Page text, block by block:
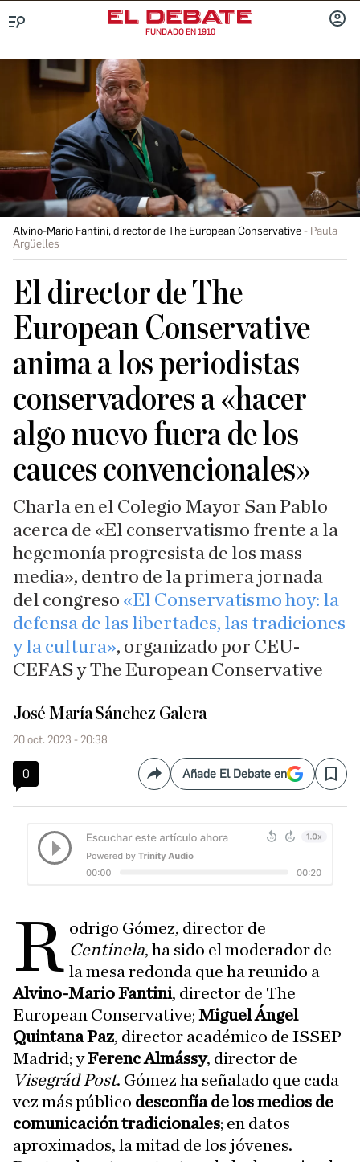
FUNDADO EN 1910
Alvino-Mario Fantini, director de The European Conservative
Paula
Argüelles
El director de The
European Conservative
anima a los periodistas
conservadores a «hacer
algo nuevo fuera de los
cauces convencionales»
Charla en el Colegio Mayor San Pablo
acerca de «El conservatismo frente a la
hegemonía progresista de los mass
media», dentro de la primera jornada
del congreso «El Conservatismo hoy: la
defensa de las libertades, las tradiciones
y la cultura», organizado por CEU-
CEFAS y The European Conservative
José María Sánchez Galera
20 oct. 2023 - 20:38
0 CompartirAñade El Debate en Save
R odrigo Gómez, director de
Centinela, ha sido el moderador de
la mesa redonda que ha reunido a
Alvino-Mario Fantini, director de The
European Conservative; Miguel Ángel
Quintana Paz, director académico de ISSEP
Madrid; yFerenc Almássy, director de
Visegrád Post. Gómez ha señalado que cada
vez más público desconfía de los medios de
comunicación tradicionales; en datos
aproximados, la mitad de los jóvenes.